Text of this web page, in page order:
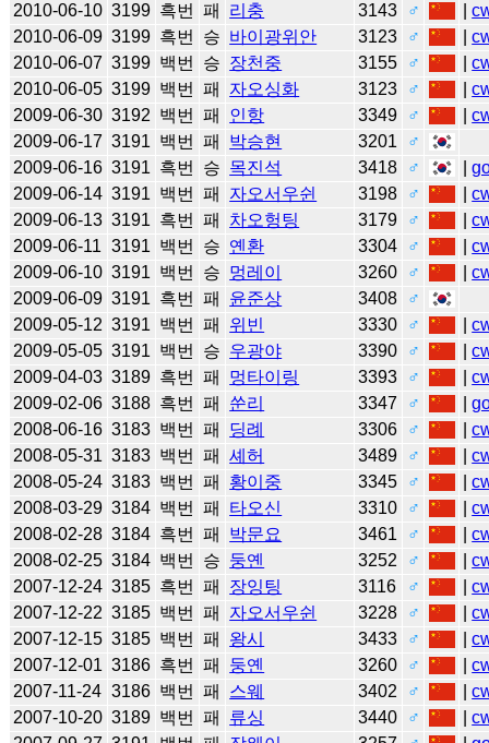
2010-06-10 3199 흑번 패 리충 3143 ♂ |
2010-06-09 3199 흑번 승 바이광위안 3123 ♂ |
2010-06-07 3199 백번 승 장천중 3155 ♂ |
2010-06-05 3199 백번 패 자오싱화 3123 ♂ |
2009-06-30 3192 백번 패 인항 3349 ♂ |
2009-06-17 3191 백번 패 박승현 3201
♂
2009-06-16 3191 흑번 승 목진석 3418 ♂ |
2009-06-14 3191 백번 패 자오서우쉰 3198 ♂ |
2009-06-13 3191 흑번 패 차오헝팅 3179 ♂ |
2009-06-11 3191 백번 승 옌환 3304 ♂ |
2009-06-10 3191 백번 승 멍레이 3260 ♂ |
2009-06-09 3191 흑번 패 윤준상 3408
♂
2009-05-12 3191 백번 패 위빈 3330 ♂ |
2009-05-05 3191 백번 승 우광야 3390 ♂ |
2009-04-03 3189 흑번 패 멍타이링 3393 ♂ |
2009-02-06 3188 흑번 패 쑨리 3347 ♂ |
2008-06-16 3183 백번 패 딩례 3306 ♂ |
2008-05-31 3183 백번 패 셰허 3489 ♂ |
2008-05-24 3183 백번 패 황이중 3345 ♂ |
2008-03-29 3184 백번 패 타오신 3310 ♂ |
2008-02-28 3184 흑번 패 박문요 3461 ♂ |
2008-02-25 3184 백번 승 둥옌 3252 ♂ |
2007-12-24 3185 흑번 패 장잉팅 3116 ♂ |
2007-12-22 3185 백번 패 자오서우쉰 3228 ♂ |
2007-12-15 3185 백번 패 왕시 3433 ♂ |
2007-12-01 3186 흑번 패 둥옌 3260 ♂ |
2007-11-24 3186 백번 패 스웨 3402 ♂ |
2007-10-20 3189 백번 패 류싱 3440 ♂ |